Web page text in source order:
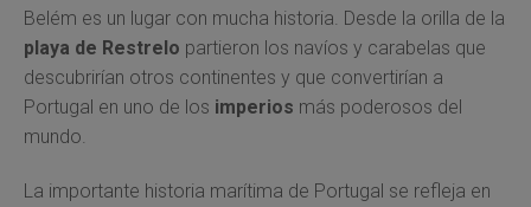
Belém es un lugar con mucha historia. Desde la orilla de la
playa de Restrelo partieron los navíos y carabelas que
descubrirían otros continentes y que convertirían a
Portugal en uno de los imperios más poderosos del
mundo.
La importante historia marítima de Portugal se refleja en